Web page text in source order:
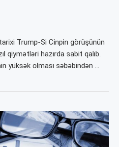
Trump-Si Cinpin görüşünün
qiymətləri hazırda sabit qalıb.
yüksək olması səbəbindən …